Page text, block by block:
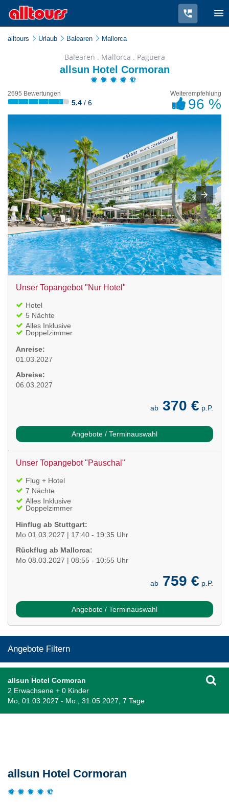
alltours Urlaub Balearen Mallorca
Balearen . Mallorca . Paguera
allsun Hotel Cormoran
2695 Bewertungen
5.4 / 6
Weiterempfehlung
96 %
Unser Topangebot "Nur Hotel"
Hotel
5 Nächte
Alles Inklusive
Doppelzimmer
Anreise:
01.03.2027
Abreise:
06.03.2027
ab 370 € p.P.
Angebote / Terminauswahl
Unser Topangebot "Pauschal"
Flug + Hotel
7 Nächte
Alles Inklusive
Doppelzimmer
Hinflug ab Stuttgart:
Mo 01.03.2027 | 17:40 - 19:35 Uhr
Rückflug ab Mallorca:
Mo 08.03.2027 | 08:55 - 10:55 Uhr
ab 759 € p.P.
Angebote / Terminauswahl
Angebote Filtern
allsun Hotel Cormoran
2 Erwachsene + 0 Kinder
Mo, 01.03.2027 - Mo., 31.05.2027, 7 Tage
allsun Hotel Cormoran